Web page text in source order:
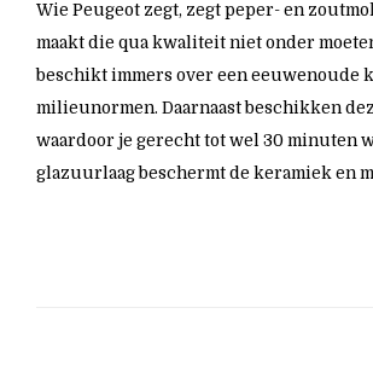
Wie Peugeot zegt, zegt peper- en
maakt die qua kwaliteit niet onder
beschikt immers over een eeuwenoude
milieunormen. Daarnaast beschikken
waardoor je gerecht tot wel 30 minuten
glazuurlaag beschermt de keramiek en